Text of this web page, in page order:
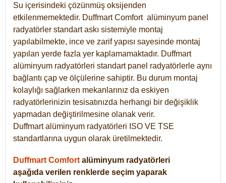
Su içerisindeki çözünmüş oksijenden
etkilenmemektedir. DuffmartComfort alüminyum panel
radyatörler standart askı sistemiyle montaj
yapılabilmekte, ince ve zarif yapısı sayesinde montaj
yapılan yerde fazla yer kaplamamaktadır. Duffmart
alüminyum radyatörleri standart panel radyatörlerle aynı
bağlantı çap ve ölçülerine sahiptir. Bu durum montaj
kolaylığı sağlarken mekanlarınız da eskiyen
radyatörlerinizin tesisatınızda herhangi bir değişiklik
yapmadan değiştirilmesine olanak verir.
Duffmart alüminyum radyatörleri ISO VE TSE
standartlarına uygun olarak üretilmektedir.
Duffmart Comfort alüminyum radyatörleri
aşağıda verilen renklerde seçim yaparak